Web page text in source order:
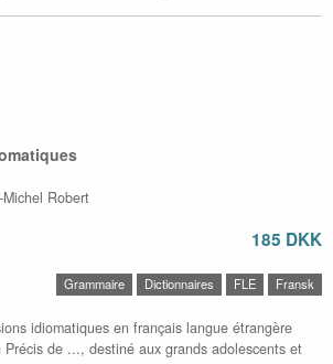
Robert
185 DKK
Grammaire Dictionnaires FLE Fransk
idiomatiques en français langue étrangère
de ..., destiné aux grands adolescents et